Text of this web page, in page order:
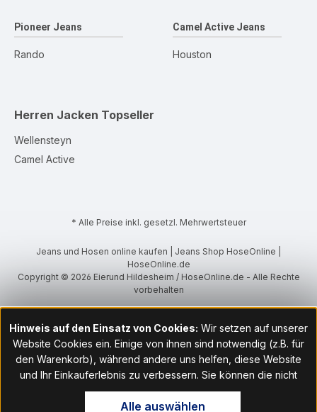
Pioneer Jeans
Rando
Camel Active Jeans
Houston
Herren Jacken Topseller
Wellensteyn
Camel Active
* Alle Preise inkl. gesetzl. Mehrwertsteuer
Jeans und Hosen online kaufen | Jeans Shop HoseOnline |
HoseOnline.de
Copyright © 2026 Eierund Hildesheim / HoseOnline.de - Alle Rechte
vorbehalten
Hinweis auf den Einsatz von Cookies: Wir setzen auf unserer
Website Cookies ein. Einige von ihnen sind notwendig (z.B. für
den Warenkorb), während andere uns helfen, diese Website
und Ihr Einkauferlebnis zu verbessern. Sie können die nicht
notwendigen Cookies mit Klick auf „OK“ akzeptieren oder per
Klick auf "Nur technisch notwendige akzeptieren" ablehnen. Den
Alle auswählen